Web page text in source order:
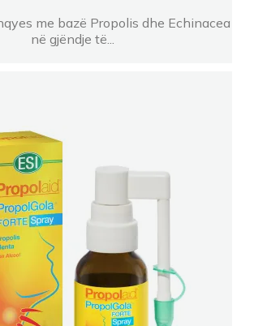
me bazë Propolis dhe Echinacea
në gjëndje të...